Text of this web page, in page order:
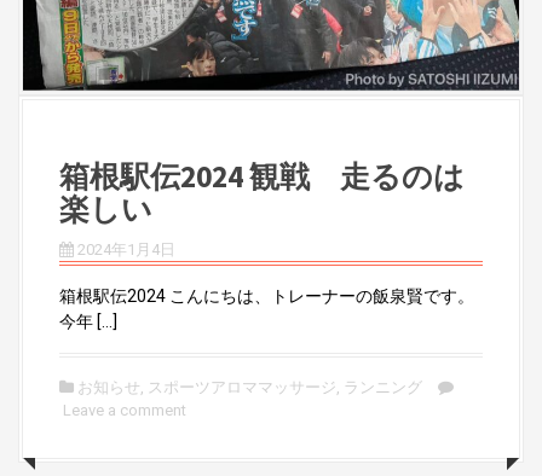
箱根駅伝2024 観戦 走るのは
楽しい
2024年1月4日
箱根駅伝2024 こんにちは、トレーナーの飯泉賢です。
今年 […]
お知らせ, スポーツアロママッサージ, ランニング
Leave a comment